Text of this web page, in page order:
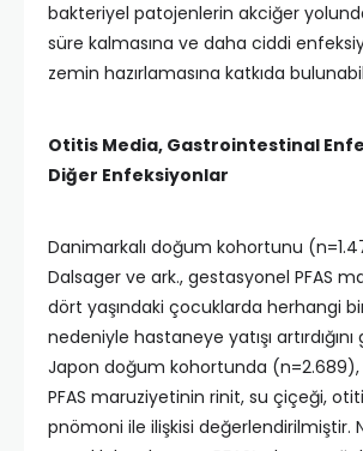
bakteriyel patojenlerin akciğer
süre kalmasına ve daha ciddi
zemin hazırlamasına katkıda
Otitis Media, Gastrointestinal
Diğer Enfeksiyonlar
Danimarkalı doğum kohortunu
Dalsager ve ark., gestasyonel PFAS
dört yaşındaki çocuklarda herhangi
nedeniyle hastaneye yatışı
Japon doğum kohortunda
PFAS maruziyetinin rinit, su çiçeği,
pnömoni ile ilişkisi değerlendirilmiştir.